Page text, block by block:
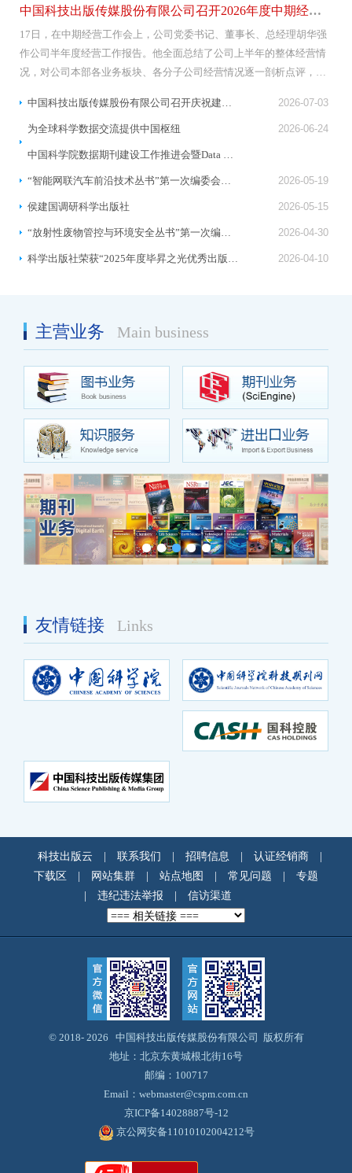
中国科技出版传媒股份有限公司召开2026年度中期经营工作会暨中层干部履职能力培训
17日，在中期经营工作会上，公司党委书记、董事长、总经理胡华强
作公司半年度经营工作报告。他全面总结了公司上半年的整体经营情
况，对公司本部各业务板块、各分子公司经营情况逐一剖析点评，梳
重点工作取得的阶段性成果，复盘年初工作会部署的11项改革攻...
2026-07-03
为全球科学数据交流提供中国枢纽
中国科学院数据期刊建设工作推进会暨Data Express (数据快报)数据期刊集群发布在京举行
2026-06-24
2026-05-19
侯建国调研科学出版社 2026-05-15
2026-04-30
2026-04-10
主营业务 Main business
友情链接 Links
科技出版云 | 联系我们 | 招聘信息 | 认证经销商
|
下载区
| 网站集群 | 站点地图 | 常见问题 |
专题
|
违纪违法举报 | 信访渠道
© 2018- 2026 中国科技出版传媒股份有限公司 版权所有
地址：北京东黄城根北街16号
邮编：100717
Email：webmaster@cspm.com.cn
京ICP备14028887号-12
京公网安备11010102004212号